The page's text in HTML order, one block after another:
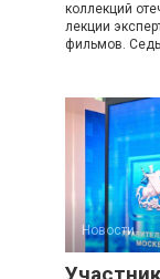
коллекций
лекции
фильмов.
Новости